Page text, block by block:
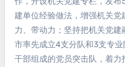
建单位经验做法，增强机关党
力、带动力；坚持把机关党建
市率先成立4支分队和3支专
干部组成的党员突击队，着力